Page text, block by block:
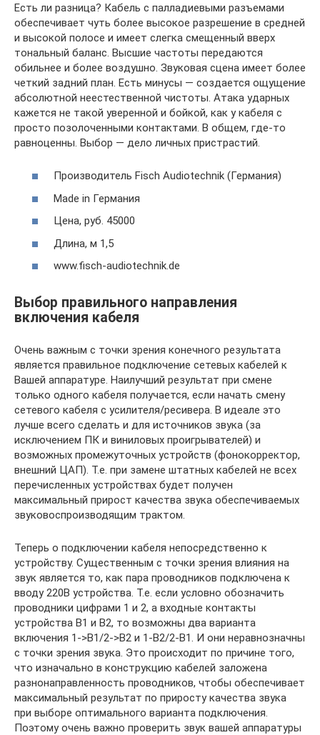
Есть ли разница? Кабель с палладиевыми разъемами
обеспечивает чуть более высокое разрешение в средней
и высокой полосе и имеет слегка смещенный вверх
тональный баланс. Высшие частоты передаются
обильнее и более воздушно. Звуковая сцена имеет более
четкий задний план. Есть минусы — создается ощущение
абсолютной неестественной чистоты. Атака ударных
кажется не такой уверенной и бойкой, как у кабеля с
просто позолоченными контактами. В общем, где-то
равноценны. Выбор — дело личных пристрастий.
Производитель Fisch Audiotechnik (Германия)
Made in Германия
Цена, руб. 45000
Длина, м 1,5
www.fisch-audiotechnik.de
Выбор правильного направления
включения кабеля
Очень важным с точки зрения конечного результата
является правильное подключение сетевых кабелей к
Вашей аппаратуре. Наилучший результат при смене
только одного кабеля получается, если начать смену
сетевого кабеля с усилителя/ресивера. В идеале это
лучше всего сделать и для источников звука (за
исключением ПК и виниловых проигрывателей) и
возможных промежуточных устройств (фонокорректор,
внешний ЦАП). Т.е. при замене штатных кабелей не всех
перечисленных устройствах будет получен
максимальный прирост качества звука обеспечиваемых
звуковоспроизводящим трактом.
Теперь о подключении кабеля непосредственно к
устройству. Существенным с точки зрения влияния на
звук является то, как пара проводников подключена к
вводу 220В устройства. Т.е. если условно обозначить
проводники цифрами 1 и 2, а входные контакты
устройства В1 и В2, то возможны два варианта
включения 1->B1/2->B2 и 1-B2/2-B1. И они неравнозначны
с точки зрения звука. Это происходит по причине того,
что изначально в конструкцию кабелей заложена
разнонаправленность проводников, чтобы обеспечивает
максимальный результат по приросту качества звука
при выборе оптимального варианта подключения.
Поэтому очень важно проверить звук вашей аппаратуры